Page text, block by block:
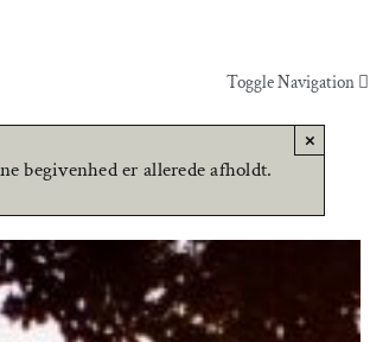
Toggle Navigation
Behandling
Uddannelser & kurser
Toggle Navigation
begivenhed er allerede afholdt.
×